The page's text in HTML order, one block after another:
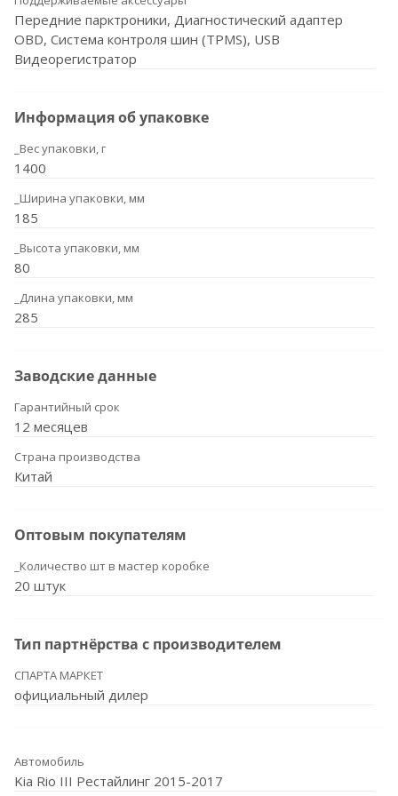
Передние парктроники, Диагностический адаптер
OBD, Система контроля шин (TPMS), USB
Видеорегистратор
Информация об упаковке
_Вес упаковки, г
1400
_Ширина упаковки, мм
185
_Высота упаковки, мм
80
_Длина упаковки, мм
285
Заводские данные
Гарантийный срок
12 месяцев
Страна производства
Китай
Оптовым покупателям
_Количество шт в мастер коробке
20 штук
Тип партнёрства с производителем
СПАРТА МАРКЕТ
официальный дилер
Автомобиль
Kia Rio III Рестайлинг 2015-2017